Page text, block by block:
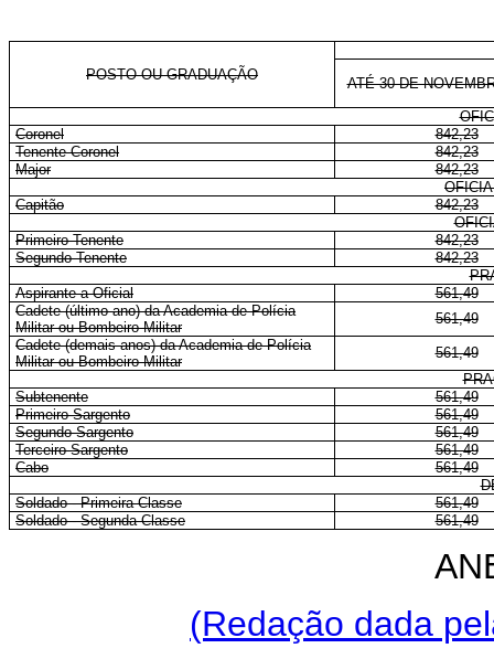
POSTO OU GRADUAÇÃO
ATÉ 30 DE
Coronel
842,23
Tenente-Coronel
842,23
Major
842,23
Capitão
842,23
Primeiro-Tenente
842,23
Segundo-Tenente
842,23
Aspirante a Oficial
561,49
Cadete (último ano) da Academia de Polícia
Militar ou Bombeiro Militar
561,49
Cadete (demais anos) da Academia de Polícia
Militar ou Bombeiro Militar
561,49
Subtenente
561,49
Primeiro-Sargento
561,49
Segundo-Sargento
561,49
Terceiro-Sargento
561,49
Cabo
561,49
Soldado - Primeira Classe
561,49
Soldado - Segunda Classe
561,49
(Redação dada